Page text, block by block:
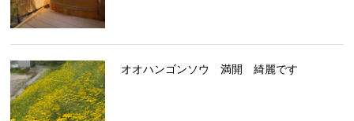
オオハンゴンソウ 満開 綺麗です